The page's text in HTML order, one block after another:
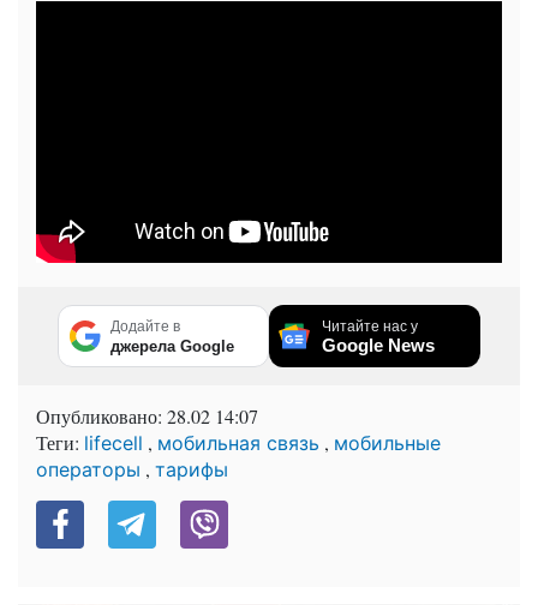
Додайте в
джерела Google
Читайте нас у
Google News
Опубликовано: 28.02 14:07
Теги: lifecell , мобильная связь , мобильные
операторы , тарифы